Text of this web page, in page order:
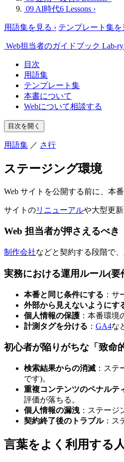
09 AI時代6 Lessons ›
用語集を見る › テンプレート集を
Web担当者のガイドブック Lab-
目次
用語集
テンプレート集
本書について
Webについて相談する
目次を開く
用語集 ／ さ行
ステージング環境
Web サイトを公開する前に、本
サイトのリニューアルや大型更
Web 担当者が押さえるべき
制作会社などと契約する段階で
実務における運用ルール(要
本番と同じ条件にする ：サ
外部から見えないようにす
個人情報の保護 ：本番環
計測タグを分ける ： GA4な
初心者が陥りがちな「致命
検索結果からの消滅 ：ス
です)。
重複コンテンツのペナルテ
評価が落ちる。
個人情報の漏洩 ：ステー
契約終了後のトラブル：ス
言葉をよく利用する人